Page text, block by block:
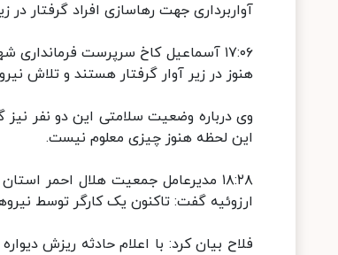
آواربرداری جهت رهاسازی افراد گرفتار در
هنوز در زیر آوار گرفتار هستند و تلاش
وی درباره وضعیت سلامتی این دو نفر
این لحظه هنوز چیزی معلوم نیست.
۱۸:۲۸ مدیرعامل جمعیت هلال احمر
ارزوئیه گفت: تاکنون یک کارگر توسط
فلاح بیان کرد: با اعلام حادثه ریزش